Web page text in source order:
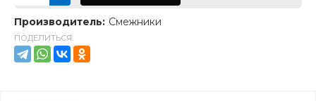
Производитель: Смежники
ПОДЕЛИТЬСЯ: